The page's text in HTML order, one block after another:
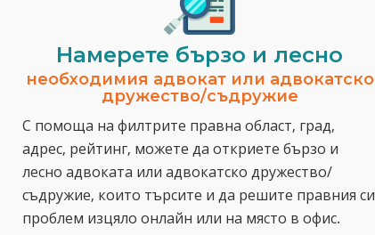
Намерете бързо и лесно
необходимия адвокат или адвокатско
дружество/съдружие
С помоща на филтрите правна област, град,
адрес, рейтинг, можете да откриете бързо и
лесно адвоката или адвокатско дружество/
съдружие, които търсите и да решите правния си
проблем изцяло онлайн или на място в офис.